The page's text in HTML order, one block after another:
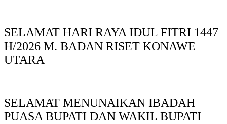
SELAMAT HARI RAYA IDUL FITRI 1447
H/2026 M. BADAN RISET KONAWE
UTARA
SELAMAT MENUNAIKAN IBADAH
PUASA BUPATI DAN WAKIL BUPATI